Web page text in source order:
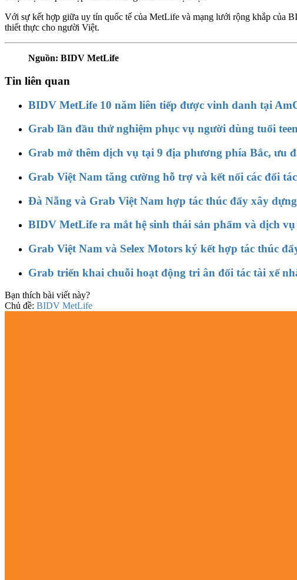
Với sự kết hợp giữa uy tín quốc tế của MetLife và mạng lưới rộng khắp của
thiết thực cho người Việt.
Nguồn: BIDV MetLife
Tin liên quan
BIDV MetLife 10 năm liên tiếp được vinh danh tại
Grab lần đầu thử nghiệm phục vụ người dùng tuổi
Grab mở thêm dịch vụ tại 9 địa phương phía Bắc, ưu
Grab Việt Nam tăng cường hỗ trợ và kết nối các đối
Đà Nẵng và Grab Việt Nam hợp tác thúc đẩy xây
BIDV MetLife ra mắt hệ sinh thái sản phẩm và dịch
Grab Việt Nam và Selex Motors ký kết hợp tác thúc
Grab triển khai chuỗi hoạt động tri ân đối tác tài xế
Bạn thích bài viết này?
Chủ đề: BIDV MetLife